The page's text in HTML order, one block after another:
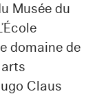
Musée du
domaine de
Claus